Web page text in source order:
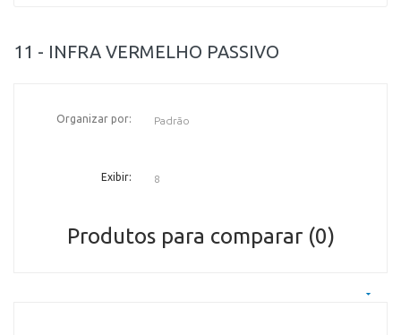
11 - INFRA VERMELHO PASSIVO
Organizar por:
Exibir:
Produtos para comparar (0)